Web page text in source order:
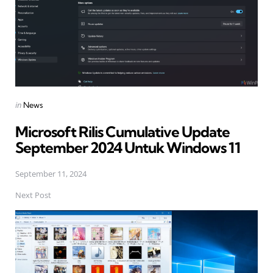
Posted
in News
Microsoft Rilis Cumulative Update
September 2024 Untuk Windows 11
September 11, 2024
Next Post